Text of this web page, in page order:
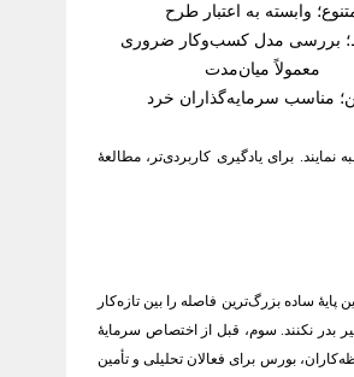
وابسته به اعتبار طرح
بررسی مدل کسب‌وکار ضروری
معمولاً میان‌مدت
مناسب سرمایه‌گذاران خرد
برای یادگیری کاربردی‌تر، مطالعهٔ
ساده بزرگ‌ترین فاصله را بین تازه‌کار
کنید تا نوسان‌ها شما را از مسیر بدر نکنند. سوم، قبل از اختصاص سرمایهٔ
بورس برای فعالان تحلیلی و تأمین